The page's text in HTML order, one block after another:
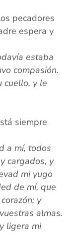
pecadores
espera y
estaba
compasión.
cuello, y le
siempre
a mí, todos
cargados, y
mi yugo
de mí, que
y
almas.
ligera mi